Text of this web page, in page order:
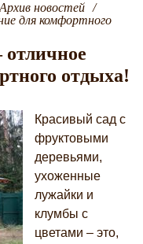
Архив новостей /
для комфортного
отличное
отдыха!
Красивый сад с
фруктовыми
деревьями,
ухоженные
лужайки и
клумбы с
цветами – это,